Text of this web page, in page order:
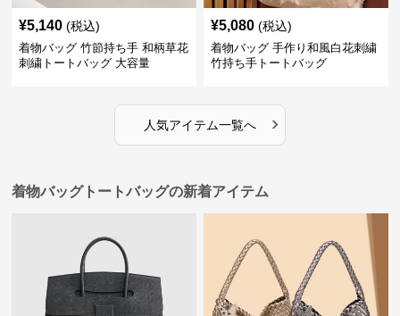
¥5,140 (税込)
着物バッグ 竹節持ち手 和柄草花
刺繍トートバッグ 大容量
¥5,080 (税込)
着物バッグ 手作り和風白花刺繍
竹持ち手トートバッグ
人気アイテム一覧へ ›
着物バッグトートバッグの新着アイテム